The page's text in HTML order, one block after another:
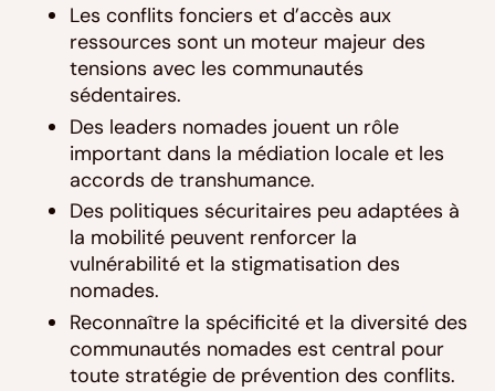
Les conflits fonciers et d’accès aux
ressources sont un moteur majeur des
tensions avec les communautés
sédentaires.
Des leaders nomades jouent un rôle
important dans la médiation locale et les
accords de transhumance.
Des politiques sécuritaires peu adaptées à
la mobilité peuvent renforcer la
vulnérabilité et la stigmatisation des
nomades.
Reconnaître la spécificité et la diversité des
communautés nomades est central pour
toute stratégie de prévention des conflits.